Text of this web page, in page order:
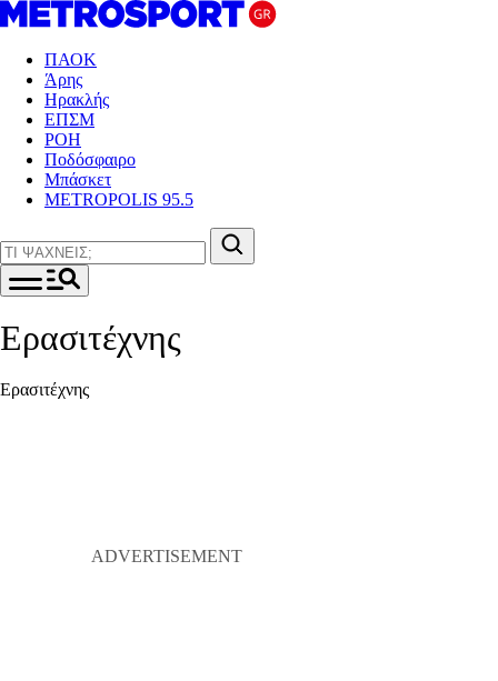
ΠΑΟΚ
Άρης
Ηρακλής
ΕΠΣΜ
ΡΟΗ
Ποδόσφαιρο
Μπάσκετ
METROPOLIS 95.5
Ερασιτέχνης
Ερασιτέχνης